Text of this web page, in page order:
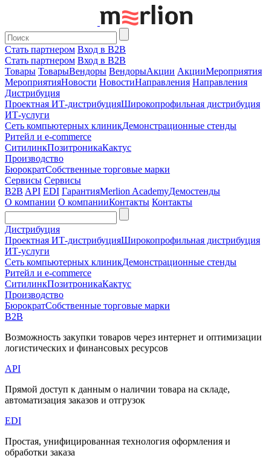
Стать партнером Вход в B2B
Стать партнером Вход в B2B
Товары ТоварыВендоры ВендорыАкции АкцииМероприятия
МероприятияНовости НовостиНаправления Направления
Дистрибуция
Проектная ИТ-дистрибуцияШирокопрофильная дистрибуция
ИТ-услуги
Сеть компьютерных клиникДемонстрационные стенды
Ритейл и e-commerce
СитилинкПозитроникаКактус
Производство
БюрократСобственные торговые марки
Сервисы Сервисы
B2B API EDI ГарантияMerlion AcademyДемостенды
О компании О компанииКонтакты Контакты
Дистрибуция
Проектная ИТ-дистрибуцияШирокопрофильная дистрибуция
ИТ-услуги
Сеть компьютерных клиникДемонстрационные стенды
Ритейл и e-commerce
СитилинкПозитроникаКактус
Производство
БюрократСобственные торговые марки
B2B
Возможность закупки товаров через интернет и оптимизации
логистических и финансовых ресурсов
API
Прямой доступ к данным о наличии товара на складе,
автоматизация заказов и отгрузок
EDI
Простая, унифицированная технология оформления и
обработки заказа